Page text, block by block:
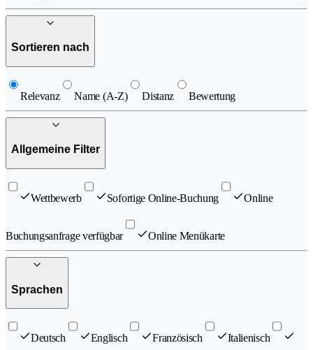
Sortieren nach
Relevanz Name (A-Z) Distanz Bewertung
Allgemeine Filter
Wettbewerb Sofortige Online-Buchung Online
Buchungsanfrage verfügbar Online Menükarte
Sprachen
Deutsch Englisch Französisch
Italienisch